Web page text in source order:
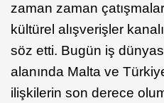
zaman zaman
kültürel alışverişler
söz etti. Bugün iş
alanında Malta ve
ilişkilerin son derece